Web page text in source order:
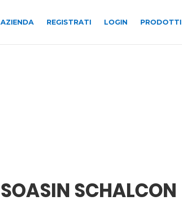
AZIENDA REGISTRATI LOGIN PRODOTTI
SOASIN SCHALCON